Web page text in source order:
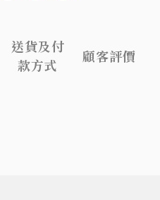
送貨及付
款方式
顧客評價